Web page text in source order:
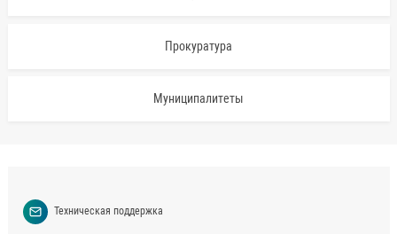
Прокуратура
Муниципалитеты
Техническая поддержка